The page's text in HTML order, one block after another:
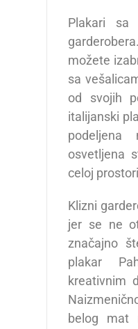
Plakari sa
možete
sa
od svojih
italijanski
osvetljena
celoj
Klizni
jer se ne
značajno
plakar
kreativnim
belog mat